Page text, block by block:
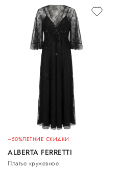
–50%ЛЕТНИЕ СКИДКИ
ALBERTA FERRETTI
Платье кружевное